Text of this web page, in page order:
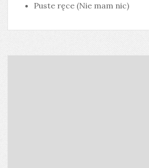
Puste ręce (Nie mam nic)